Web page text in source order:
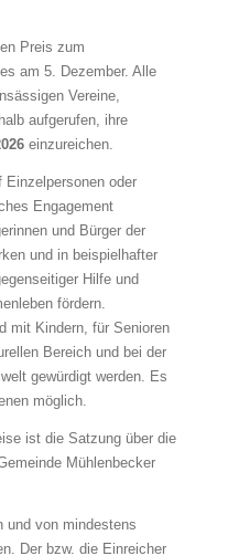
Preis zum
am 5. Dezember. Alle
Vereine,
aufgerufen, ihre
einzureichen.
oder
Engagement
und Bürger der
und in beispielhafter
Hilfe und
fördern.
mit Kindern, für Senioren
Bereich und bei der
gewürdigt werden. Es
möglich.
ist die Satzung über die
Mühlenbecker
und von mindestens
Der bzw. die Einreicher